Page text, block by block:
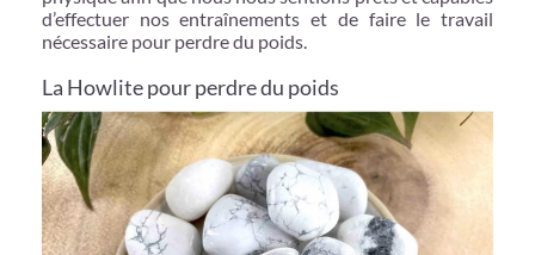
d’effectuer nos entraînements et de faire le travail
nécessaire pour perdre du poids.
La Howlite pour perdre du poids